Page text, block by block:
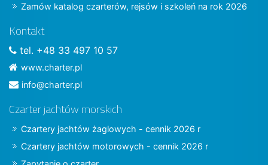
Zamów katalog czarterów, rejsów i szkoleń na rok 2026
Kontakt
tel. +48 33 497 10 57
www.charter.pl
info@charter.pl
Czarter jachtów morskich
Czartery jachtów żaglowych - cennik 2026 r
Czartery jachtów motorowych - cennik 2026 r